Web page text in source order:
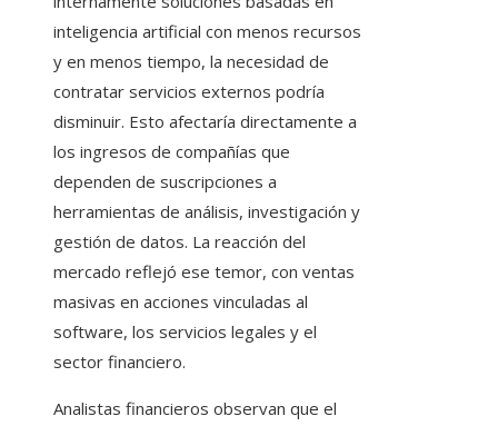
inteligencia artificial con menos recursos
y en menos tiempo, la necesidad de
contratar servicios externos podría
disminuir. Esto afectaría directamente a
los ingresos de compañías que
dependen de suscripciones a
herramientas de análisis, investigación y
gestión de datos. La reacción del
mercado reflejó ese temor, con ventas
masivas en acciones vinculadas al
software, los servicios legales y el
sector financiero.
Analistas financieros observan que el